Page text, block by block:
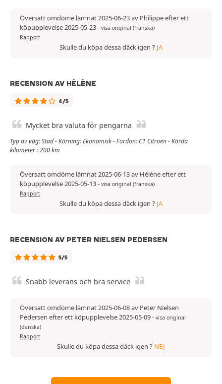
Översatt omdöme lämnat 2025-06-23 av Philippe efter ett
köpupplevelse 2025-05-23- visa original (franska)
Rapport
Skulle du köpa dessa däck igen ? JA
RECENSION AV HÉLÈNE
4/5
Mycket bra valuta för pengarna
Typ av väg: Stad - Körning: Ekonomisk - Fordon: C1 Citroën - Körda
kilometer : 200 km
Översatt omdöme lämnat 2025-06-13 av Hélène efter ett
köpupplevelse 2025-05-13- visa original (franska)
Rapport
Skulle du köpa dessa däck igen ? JA
RECENSION AV PETER NIELSEN PEDERSEN
5/5
Snabb leverans och bra service
Översatt omdöme lämnat 2025-06-08 av Peter Nielsen
Pedersen efter ett köpupplevelse 2025-05-09- visa original
(danska)
Rapport
Skulle du köpa dessa däck igen ? NEJ